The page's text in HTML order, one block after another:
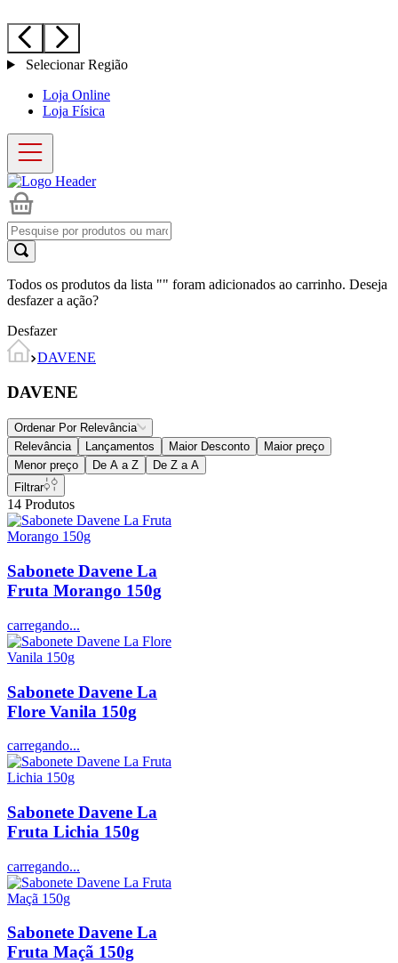
Selecionar Região
Loja Online
Loja Física
Todos os produtos da lista "" foram adicionados ao carrinho. Deseja
desfazer a ação?
Desfazer
DAVENE
DAVENE
Ordenar Por Relevância
Relevância
Lançamentos Maior Desconto
Maior preço
Menor preço
De A a Z
De Z a A
Filtrar
14 Produtos
Sabonete Davene La
Fruta Morango 150g
carregando...
Sabonete Davene La
Flore Vanila 150g
carregando...
Sabonete Davene La
Fruta Lichia 150g
carregando...
Sabonete Davene La
Fruta Maçã 150g